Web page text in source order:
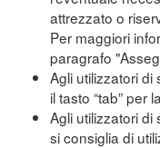
attrezzato o
Per maggiori
paragrafo
Agli utilizzatori di
il tasto “tab” per
Agli utilizzatori
si consiglia di